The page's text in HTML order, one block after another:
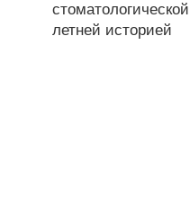
летней историей